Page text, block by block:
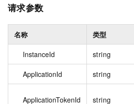
请求参数
名称 类型
InstanceId string
ApplicationId string
ApplicationTokenId string